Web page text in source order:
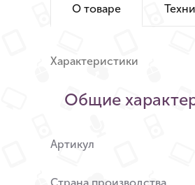
О товаре
Характеристики
Общие
Артикул
Страна производства